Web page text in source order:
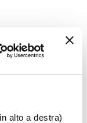
alto a destra)